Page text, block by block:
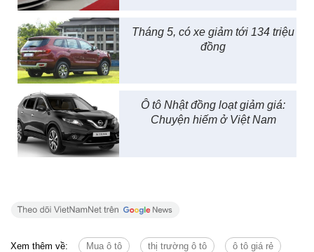
Tháng 5, có xe giảm tới 134 triệu
đồng
Ô tô Nhật đồng loạt giảm giá:
Chuyện hiếm ở Việt Nam
Xem thêm về: Mua ô tô thị trường ô tô ô tô giá rẻ